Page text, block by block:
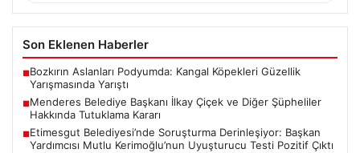
Son Eklenen Haberler
■Bozkırın Aslanları Podyumda: Kangal Köpekleri Güzellik
Yarışmasında Yarıştı
■Menderes Belediye Başkanı İlkay Çiçek ve Diğer Şüpheliler
Hakkında Tutuklama Kararı
■Etimesgut Belediyesi’nde Soruşturma Derinleşiyor: Başkan
Yardımcısı Mutlu Kerimoğlu’nun Uyuşturucu Testi Pozitif Çıktı